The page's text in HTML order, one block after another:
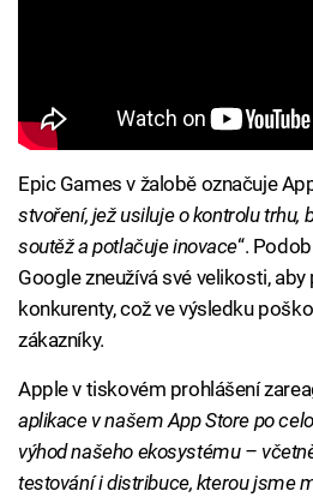
Epic Games v žalobě označuje
stvoření, jež usiluje o kontrolu trhu,
soutěž a potlačuje inovace“.
Google zneužívá své velikosti,
konkurenty, což ve výsledku
zákazníky.
Apple v tiskovém prohlášení
aplikace v našem App Store po
výhod našeho ekosystému –
testování i distribuce, kterou jsme